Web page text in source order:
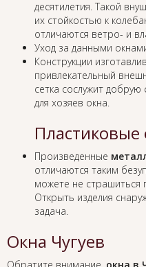
десятилетия. Такой
их стойкостью к
отличаются ветро- и
Уход за данными
Конструкции
привлекательный
сетка сослужит
для хозяев окна.
Пластиковые
Произведенные
отличаются таким
можете не страшиться
Открыть изделия
задача.
Окна Чугуев